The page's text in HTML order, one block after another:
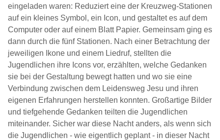
eingeladen waren: Reduziert eine der Kreuzweg-Stationen
auf ein kleines Symbol, ein Icon, und gestaltet es auf dem
Computer oder auf einem Blatt Papier. Gemeinsam ging es
dann durch die fünf Stationen. Nach einer Betrachtung der
jeweiligen Ikone und einem Liedruf, stellten die
Jugendlichen ihre Icons vor, erzählten, welche Gedanken
sie bei der Gestaltung bewegt hatten und wo sie eine
Verbindung zwischen dem Leidensweg Jesu und ihren
eigenen Erfahrungen herstellen konnten. Großartige Bilder
und tiefgehende Gedanken teilten die Jugendlichen
miteinander. Sicher war diese Nacht anders, als wenn sich
die Jugendlichen - wie eigentlich geplant - in dieser Nacht